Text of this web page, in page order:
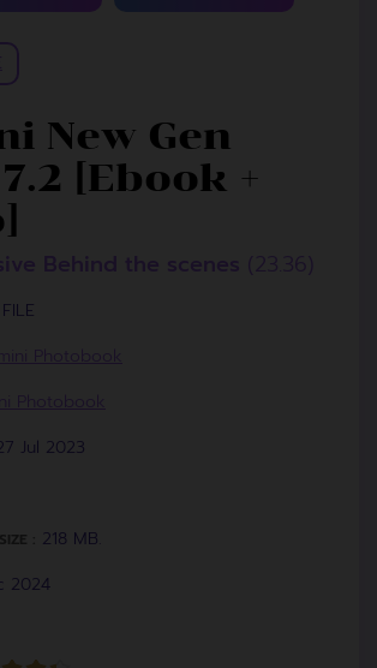
New Gen
[Ebook +
Jul 2023
SIZE : 218 MB.
2024